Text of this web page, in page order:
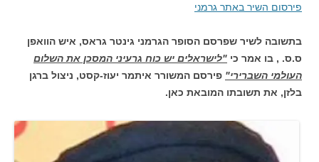
פירסום השיר באתר גרמני
בתשובה לשיר שפרסם הסופר הגרמני גינטר גראס, איש הוואפן
ס.ס. , בו אמר כי "לישראלים יש כוח גרעיני המסכן את השלום
העולמי השברירי" פירסם המשורר איתמר יעוז-קסט, ניצול ברגן
בלזן, את תשובתו המובאת כאן.